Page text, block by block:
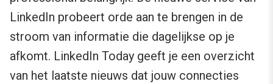
LinkedIn probeert orde aan te brengen in de
stroom van informatie die dagelijkse op je
afkomt. LinkedIn Today geeft je een overzicht
van het laatste nieuws dat jouw connecties